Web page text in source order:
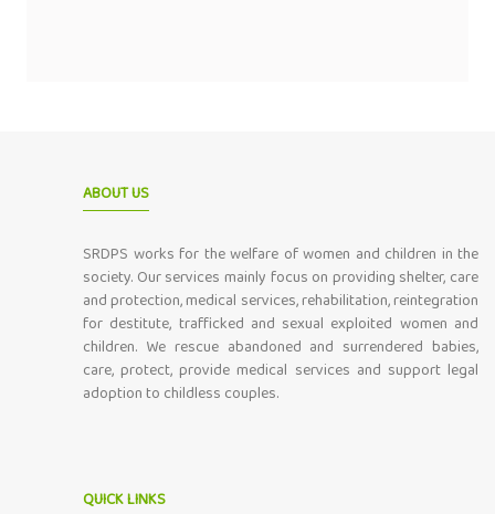
ABOUT US
SRDPS works for the welfare of women and children in the
society. Our services mainly focus on providing shelter, care
and protection, medical services, rehabilitation, reintegration
for destitute, trafficked and sexual exploited women and
children. We rescue abandoned and surrendered babies,
care, protect, provide medical services and support legal
adoption to childless couples.
QUICK LINKS